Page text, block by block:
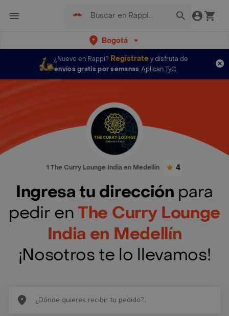
Bogotá
¿Nuevo en Rappi? Regístratey disfruta de
envíos gratis por semanas Aplican TyC
1 The Curry Lounge India en Medellín 4
Ingresa tu dirección para
pedir enThe Curry Lounge
India en Medellín
¡Nosotros te lo llevamos!